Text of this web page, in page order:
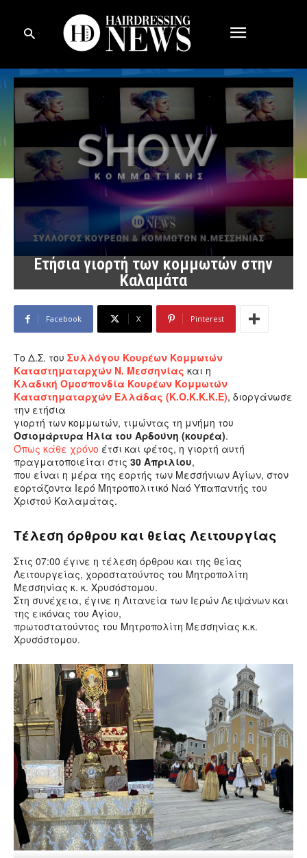
Ετήσια γιορτή των κομμωτών στην
Καλαμάτα
Facebook X Pinterest
Το Δ.Σ. του Συλλόγου Κουρέων Κομμωτών
Καταστηματαρχών Ν. Μεσσηνίας και η
Κλαδική Ομοσπονδία Κουρέων Κομμωτών
Καταστηματαρχών Ελλάδας (Κ.Ο.Κ.Κ.Κ.Ε), διοργάνωσε
την ετήσια
γιορτή των κομμωτών, τιμώντας τη μνήμη του
Οσιομάρτυρα Ηλία του Αρδούνη (κουρέα).
Όπως κάθε χρόνο έτσι και φέτος, η γιορτή αυτή
πραγματοποιείται στις 30 Απριλίου,
που είναι η μέρα της εορτής των Μεσσήνιων Αγίων, στον
εορτάζοντα Ιερό Μητροπολιτικό Ναό Υπαπαντής του
Χριστού Καλαμάτας.
Τέλεση όρθρου και θείας Λειτουργίας
Στις 07:00 έγινε η τέλεση όρθρου και της θείας
Λειτουργείας, χοροστατούντος του Μητροπολίτη
Μεσσηνίας κ. κ. Χρυσόστομου.
Στη συνέχεια, έγινε η Λιτανεία των Ιερών Λειψάνων και
της εικόνας του Αγίου,
πρωτοστατούντος του Μητροπολίτη Μεσσηνίας κ.κ.
Χρυσόστομου.